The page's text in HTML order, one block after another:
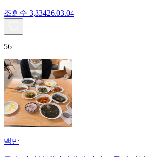
조회수 3,83426.03.04
56
백반